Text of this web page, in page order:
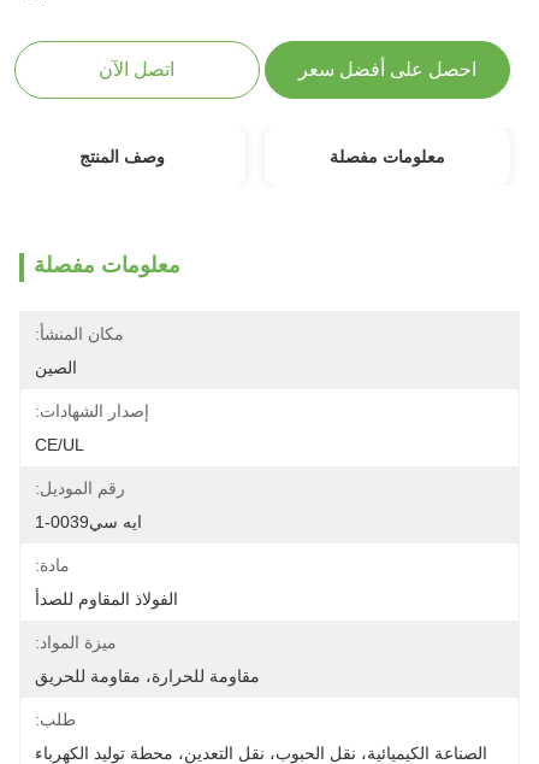
احصل على أفضل سعر اتصل الآن
معلومات مفصلة وصف المنتج
معلومات مفصلة
مكان المنشأ:
الصين
إصدار الشهادات:
CE/UL
رقم الموديل:
ايه سي0039-1
مادة:
الفولاذ المقاوم للصدأ
ميزة المواد:
مقاومة للحرارة، مقاومة للحريق
طلب:
الصناعة الكيميائية، نقل الحبوب، نقل التعدين، محطة توليد الكهرباء